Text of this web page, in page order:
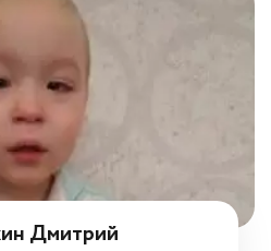
Дмитрий